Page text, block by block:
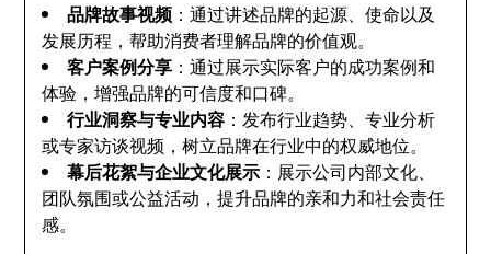
品牌故事视频 ：通过讲述品牌的起源、使命以及
发展历程，帮助消费者理解品牌的价值观。
客户案例分享 ：通过展示实际客户的成功案例和
体验，增强品牌的可信度和口碑。
行业洞察与专业内容 ：发布行业趋势、专业分析
或专家访谈视频，树立品牌在行业中的权威地位。
幕后花絮与企业文化展示 ：展示公司内部文化、
团队氛围或公益活动，提升品牌的亲和力和社会责任
感。